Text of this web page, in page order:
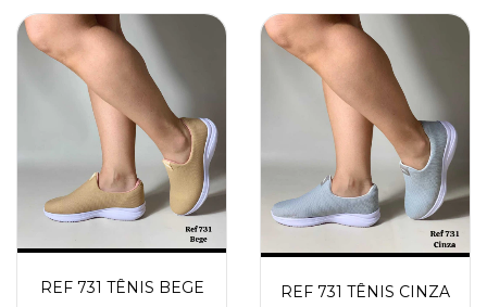
REF 731 TÊNIS BEGE REF 731 TÊNIS CINZA